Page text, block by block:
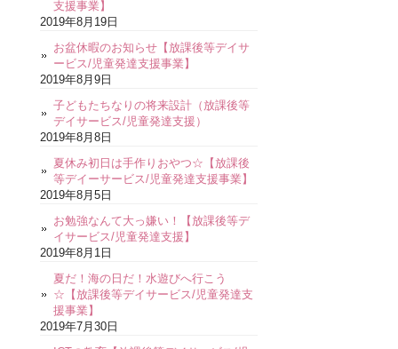
支援事業】
2019年8月19日
お盆休暇のお知らせ【放課後等デイサ
ービス/児童発達支援事業】
2019年8月9日
子どもたちなりの将来設計（放課後等
デイサービス/児童発達支援）
2019年8月8日
夏休み初日は手作りおやつ☆【放課後
等デイーサービス/児童発達支援事業】
2019年8月5日
お勉強なんて大っ嫌い！【放課後等デ
イサービス/児童発達支援】
2019年8月1日
夏だ！海の日だ！水遊びへ行こう
☆【放課後等デイサービス/児童発達支
援事業】
2019年7月30日